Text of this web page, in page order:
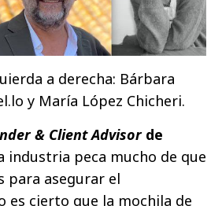
a derecha: Bárbara
y María López Chicheri.
& Client Advisorde
industria peca mucho de que
para asegurar el
es cierto que la mochila de